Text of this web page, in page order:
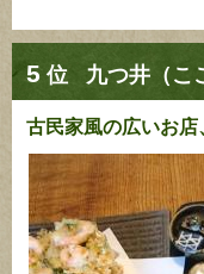
5 位 九つ井（こ
古民家風の広いお